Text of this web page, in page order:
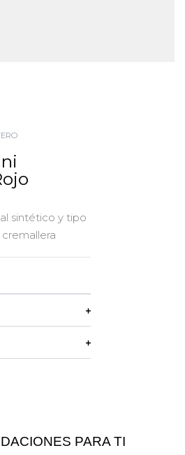
sintético y tipo
PARA TI